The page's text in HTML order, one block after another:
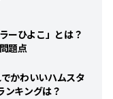
ーひよこ」とは？
題点
かわいいハムスタ
ンキングは？